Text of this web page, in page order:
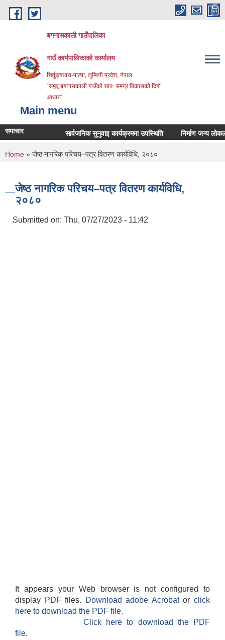
Skip to main content
बगनासकाली गाउँपालिका
गाउँ कार्यपालिकाको कार्यालय
चिर्तुङ्गधारा-पाल्पा, लुम्बिनी प्रदेश, नेपाल
“समृद्व बगनासकाली गाउँको सारः समग्र विकासको दिगो
आधार”
Main menu
समाचार सार्वजनिक सुनुवाइ कार्यक्रममा उपस्थिति निर्माण जन्य लोकल
You are here
Home » जेष्ठ नागरिक परिचय–पत्र वितरण कार्यविधि, २०८०
जेष्ठ नागरिक परिचय–पत्र वितरण कार्यविधि,
२०८०
Submitted on: Thu, 07/27/2023 - 11:42
It appears your Web browser is not configured to
display PDF files.
Download adobe Acrobatorclick
here to download the PDF file.
Click here to download the PDF
file.